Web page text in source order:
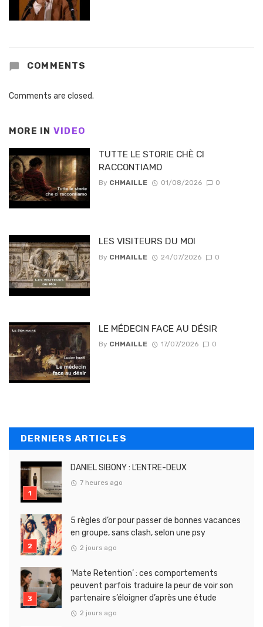
COMMENTS
Comments are closed.
MORE IN VIDEO
TUTTE LE STORIE CHÈ CI
RACCONTIAMO
By CHMAILLE 01/08/2026 0
LES VISITEURS DU MOI
By CHMAILLE 24/07/2026 0
LE MÉDECIN FACE AU DÉSIR
By CHMAILLE 17/07/2026 0
DERNIERS ARTICLES
DANIEL SIBONY : L’ENTRE-DEUX
7 heures ago
5 règles d’or pour passer de bonnes vacances
en groupe, sans clash, selon une psy
2 jours ago
‘Mate Retention’ : ces comportements
peuvent parfois traduire la peur de voir son
partenaire s’éloigner d’après une étude
2 jours ago